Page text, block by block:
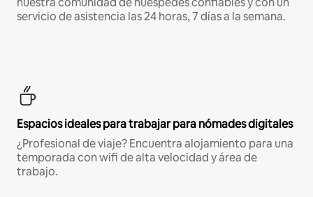
servicio de asistencia las 24 horas, 7 días a la semana.
Espacios ideales para trabajar para nómades digitales
¿Profesional de viaje? Encuentra alojamiento para una
temporada con wifi de alta velocidad y área de
trabajo.